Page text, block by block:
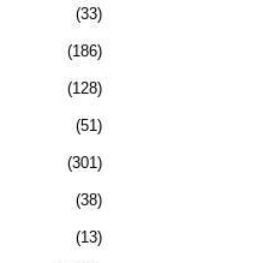
33
186
128
51
301
38
13